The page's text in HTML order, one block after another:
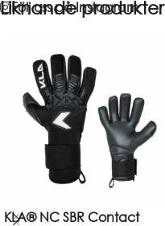
Följ oss på Instagram
Liknande produkter
KLA® NC SBR Contact